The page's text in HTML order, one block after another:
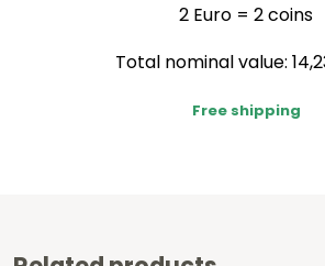
2 Euro = 2coins
Total nominal value:
Free shipping